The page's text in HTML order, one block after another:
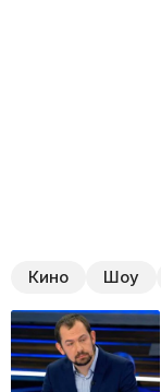
Кино Шоу